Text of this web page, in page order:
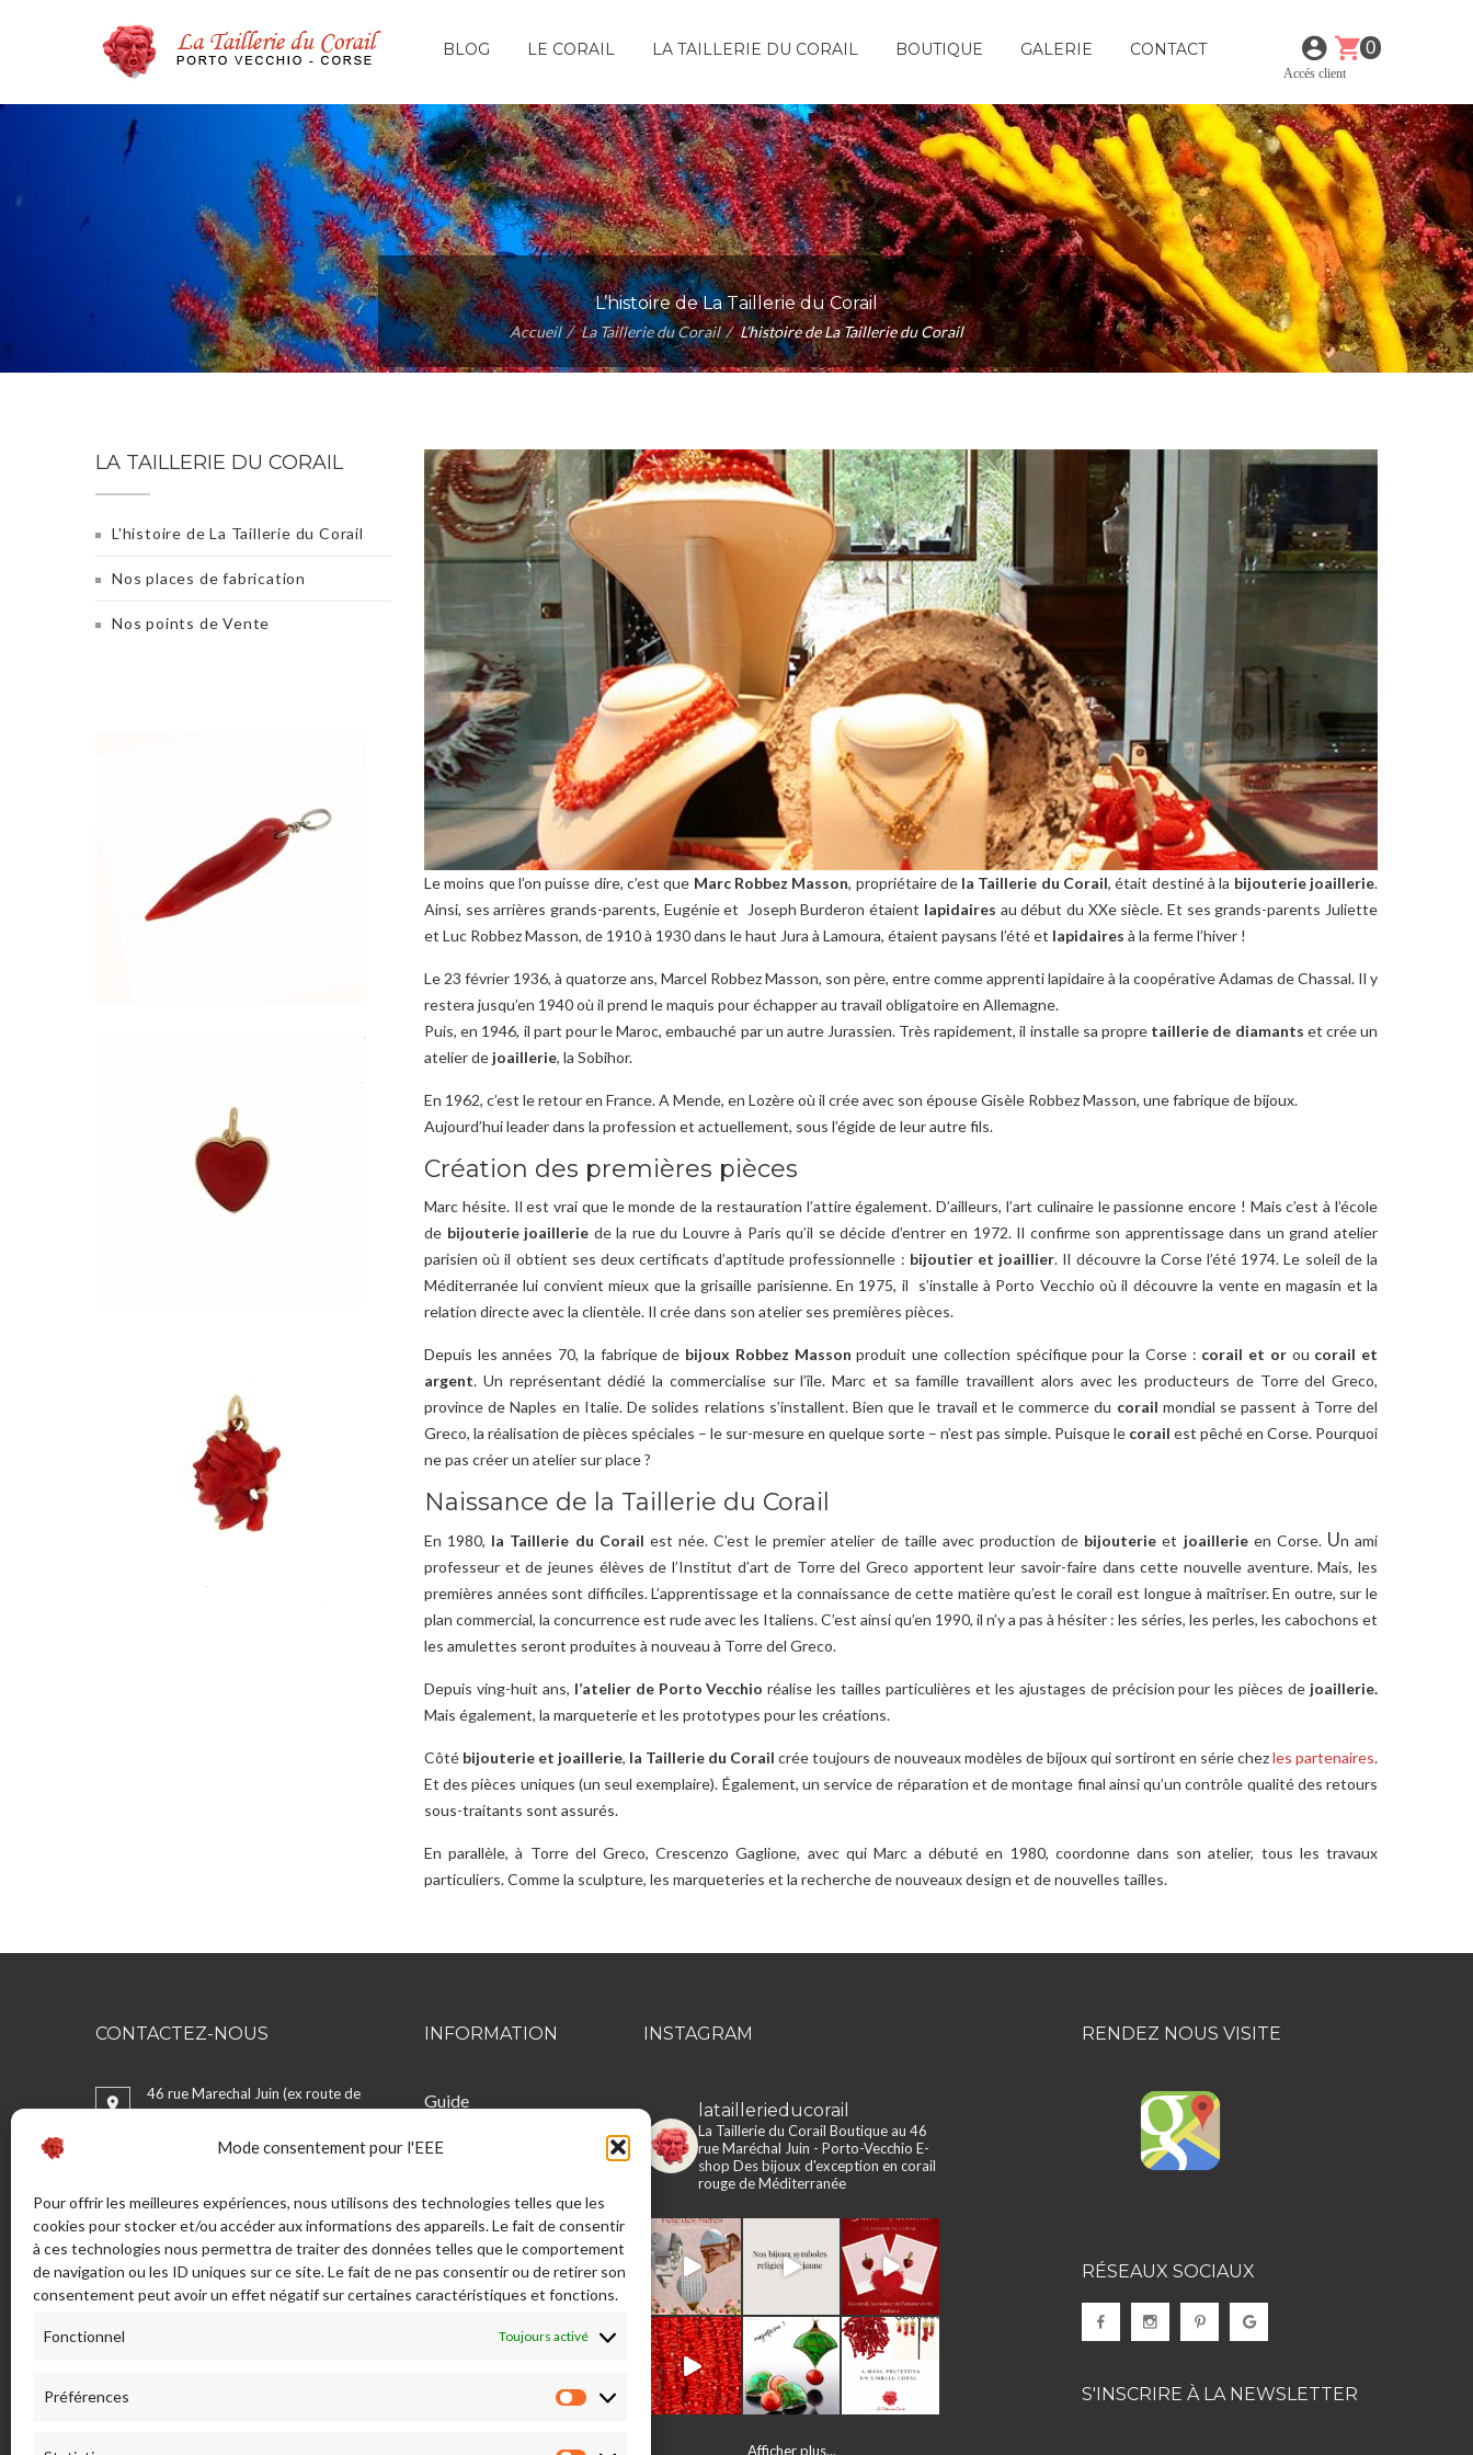
Mode consentement pour l'EEE
Pour offrir les meilleures expériences, nous utilisons des technologies telles que les
cookies pour stocker et/ou accéder aux informations des appareils. Le fait de consentir
à ces technologies nous permettra de traiter des données telles que le comportement
de navigation ou les ID uniques sur ce site. Le fait de ne pas consentir ou de retirer son
consentement peut avoir un effet négatif sur certaines caractéristiques et fonctions.
Fonctionnel Toujours activé
Préférences
Préférences
BLOG LE CORAIL LA TAILLERIE DU CORAIL BOUTIQUE GALERIE CONTACT 0
Accés client
L’histoire de La Taillerie du Corail
Accueil La Taillerie du Corail L’histoire de La Taillerie du Corail
LA TAILLERIE DU CORAIL
L'histoire de La Taillerie du Corail
Nos places de fabrication
Nos points de Vente
Le moins que l’on puisse dire, c’est que Marc Robbez Masson, propriétaire de la Taillerie du Corail, était destiné à la bijouterie joaillerie.
Ainsi, ses arrières grands-parents, Eugénie et Joseph Burderon étaient lapidaires au début du XXe siècle. Et ses grands-parents Juliette
et Luc Robbez Masson, de 1910 à 1930 dans le haut Jura à Lamoura, étaient paysans l’été et lapidaires à la ferme l’hiver !
Le 23 février 1936, à quatorze ans, Marcel Robbez Masson, son père, entre comme apprenti lapidaire à la coopérative Adamas de Chassal. Il y
restera jusqu’en 1940 où il prend le maquis pour échapper au travail obligatoire en Allemagne.
Puis, en 1946, il part pour le Maroc, embauché par un autre Jurassien. Très rapidement, il installe sa propre taillerie de diamants et crée un
atelier de joaillerie, la Sobihor.
En 1962, c’est le retour en France. A Mende, en Lozère où il crée avec son épouse Gisèle Robbez Masson, une fabrique de bijoux.
Aujourd’hui leader dans la profession et actuellement, sous l’égide de leur autre fils.
Création des premières pièces
Marc hésite. Il est vrai que le monde de la restauration l’attire également. D’ailleurs, l’art culinaire le passionne encore ! Mais c’est à l’école
de bijouterie joaillerie de la rue du Louvre à Paris qu’il se décide d’entrer en 1972. Il confirme son apprentissage dans un grand atelier
parisien où il obtient ses deux certificats d’aptitude professionnelle : bijoutier et joaillier. Il découvre la Corse l’été 1974. Le soleil de la
Méditerranée lui convient mieux que la grisaille parisienne. En 1975, il s’installe à Porto Vecchio où il découvre la vente en magasin et la
relation directe avec la clientèle. Il crée dans son atelier ses premières pièces.
Depuis les années 70, la fabrique de bijoux Robbez Masson produit une collection spécifique pour la Corse : corail et orou corail et
argent. Un représentant dédié la commercialise sur l’île. Marc et sa famille travaillent alors avec les producteurs de Torre del Greco,
province de Naples en Italie. De solides relations s’installent. Bien que le travail et le commerce du corail mondial se passent à Torre del
Greco, la réalisation de pièces spéciales – le sur-mesure en quelque sorte – n’est pas simple. Puisque le corail est pêché en Corse. Pourquoi
ne pas créer un atelier sur place ?
Naissance de la Taillerie du Corail
En 1980, la Taillerie du Corail est née. C’est le premier atelier de taille avec production de bijouterie et joaillerieen Corse. Un ami
professeur et de jeunes élèves de l’Institut d’art de Torre del Greco apportent leur savoir-faire dans cette nouvelle aventure. Mais, les
premières années sont difficiles. L’apprentissage et la connaissance de cette matière qu’est le corail est longue à maîtriser. En outre, sur le
plan commercial, la concurrence est rude avec les Italiens. C’est ainsi qu’en 1990, il n’y a pas à hésiter : les séries, les perles, les cabochons et
les amulettes seront produites à nouveau à Torre del Greco.
Depuis ving-huit ans, l’atelier de Porto Vecchio réalise les tailles particulières et les ajustages de précision pour les pièces de joaillerie.
Mais également, la marqueterie et les prototypes pour les créations.
Côté bijouterie et joaillerie, la Taillerie du Corail crée toujours de nouveaux modèles de bijoux qui sortiront en série chezles partenaires.
Et des pièces uniques (un seul exemplaire). Également, un service de réparation et de montage final ainsi qu’un contrôle qualité des retours
sous-traitants sont assurés.
En parallèle, à Torre del Greco, Crescenzo Gaglione, avec qui Marc a débuté en 1980, coordonne dans son atelier, tous les travaux
particuliers. Comme la sculpture, les marqueteries et la recherche de nouveaux design et de nouvelles tailles.
CONTACTEZ-NOUS
46 rue Marechal Juin (ex route de
PORTO VECCHIO - France
LA TAILLERIE SAS - 46 Rue Maréchal
Juin, 20137 Porto-Vecchio. France.
info[a]lataillerieducorail.com
INFORMATION
Guide
Bijouterie en ligne
Mentions légales
Livraisons, retours,
réparations
Glossaire
INSTAGRAM
lataillerieducorail
La Taillerie du Corail Boutique au 46
rue Maréchal Juin - Porto-Vecchio E-
shop Des bijoux d'exception en corail
rouge de Méditerranée
Afficher plus...
RENDEZ NOUS VISITE
RÉSEAUX SOCIAUX
S'INSCRIRE À LA NEWSLETTER